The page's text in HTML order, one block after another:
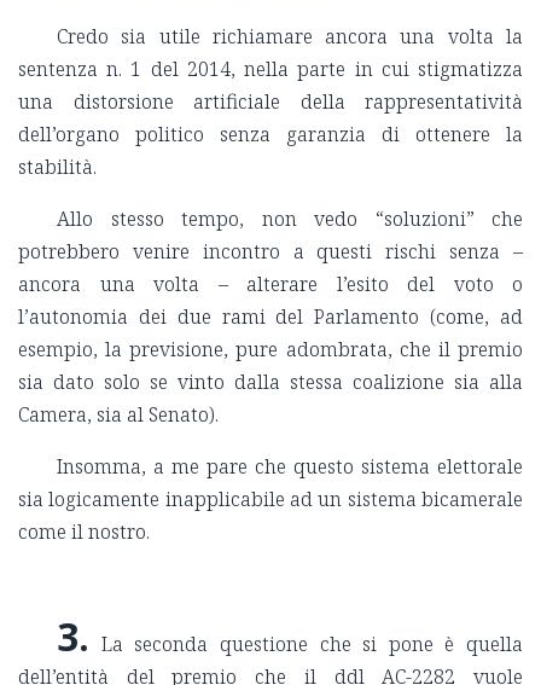
Credo sia utile richiamare ancora una volta la
sentenza n. 1 del 2014, nella parte in cui stigmatizza
una distorsione artificiale della rappresentatività
dell’organo politico senza garanzia di ottenere la
stabilità.
Allo stesso tempo, non vedo “soluzioni” che
potrebbero venire incontro a questi rischi senza –
ancora una volta – alterare l’esito del voto o
l’autonomia dei due rami del Parlamento (come, ad
esempio, la previsione, pure adombrata, che il premio
sia dato solo se vinto dalla stessa coalizione sia alla
Camera, sia al Senato).
Insomma, a me pare che questo sistema elettorale
sia logicamente inapplicabile ad un sistema bicamerale
come il nostro.
3. La seconda questione che si pone è quella
dell’entità del premio che il ddl AC-2282 vuole